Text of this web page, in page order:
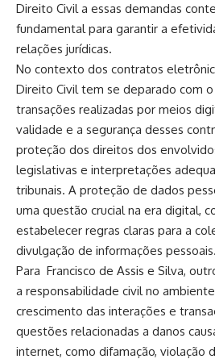
Direito Civil a essas demandas
fundamental para garantir a
relações jurídicas.
No contexto dos contratos
Direito Civil tem se deparado com
transações realizadas por meios
validade e a segurança desses
proteção dos direitos dos
legislativas e interpretações
tribunais. A proteção de dados
uma questão crucial na era digital,
estabelecer regras claras para a
divulgação de informações pessoais.
Para Francisco de Assis e Silva,
a responsabilidade civil no
crescimento das interações e
questões relacionadas a danos
internet, como difamação, violação